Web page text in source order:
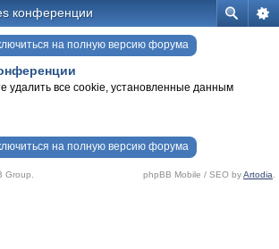
конференции
на полную версию форума
удалить все cookie, установленные данным
на полную версию форума
Group. phpBB Mobile / SEO byArtodia